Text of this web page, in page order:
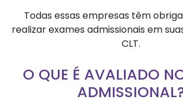
Todas essas empresas têm
realizar exames admissionais em
CLT.
O QUE É AVALIADO